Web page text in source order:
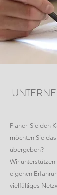
Planen Sie den
möchten Sie
übergeben?
Wir unterstützen
eigenen
vielfältiges